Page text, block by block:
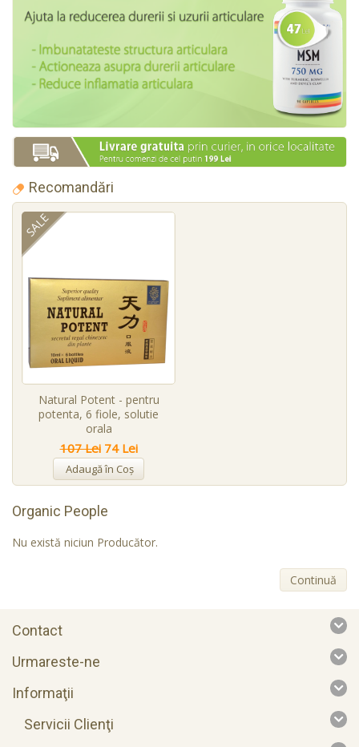
Recomandări
SALE
Adaugă în Coş
Natural Potent - pentru
potenta, 6 fiole, solutie
orala
107 Lei 74 Lei
Organic People
Nu există niciun Producător.
Continuă
Contact
Urmareste-ne
Informaţii
Servicii Clienţi